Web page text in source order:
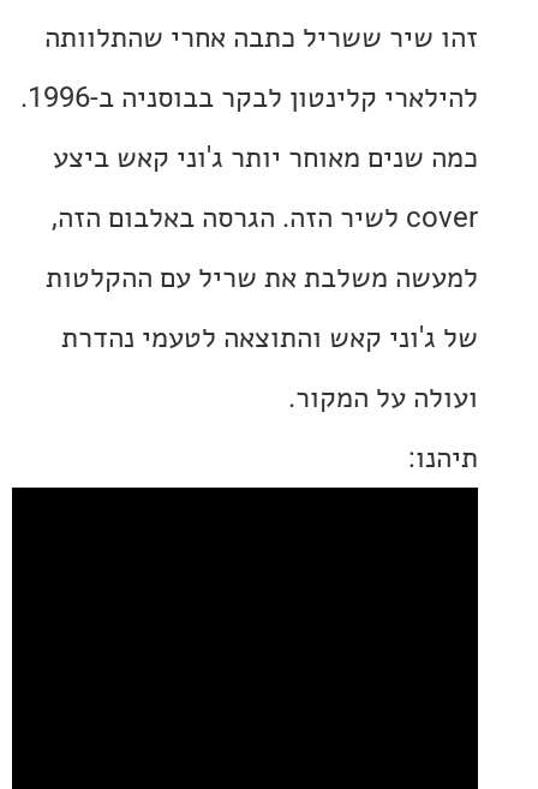
ששריל כתבה אחרי שהתלוותה
להילארי קלינטון לבקר בבוסניה ב-1996.
מאוחר יותר ג'וני קאש ביצע
cover לשיר הזה. הגרסה באלבום הזה,
משלבת את שריל עם ההקלטות
קאש והתוצאה לטעמי נהדרת
על המקור.